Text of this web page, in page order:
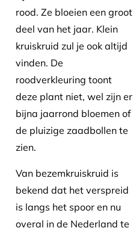
rood. Ze bloeien een groot
deel van het jaar. Klein
kruiskruid zul je ook altijd
vinden. De
roodverkleuring toont
deze plant niet, wel zijn er
bijna jaarrond bloemen of
de pluizige zaadbollen te
zien.
Van bezemkruiskruid is
bekend dat het verspreid
is langs het spoor en nu
overal in de Nederland te